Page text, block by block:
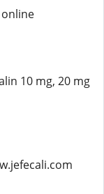
10 mg, 20 mg